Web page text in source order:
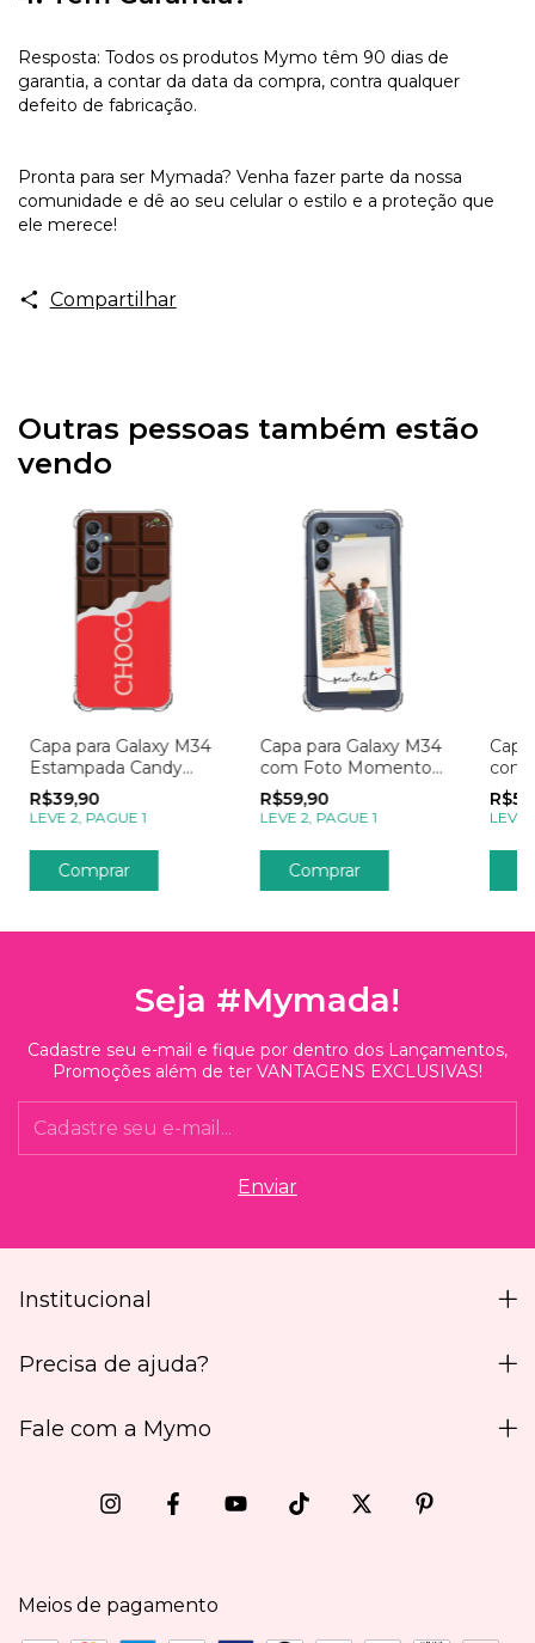
Resposta: Todos os produtos Mymo têm 90 dias de
garantia, a contar da data da compra, contra qualquer
defeito de fabricação.
Pronta para ser Mymada? Venha fazer parte da nossa
comunidade e dê ao seu celular o estilo e a proteção que
ele merece!
Compartilhar
Outras pessoas também estão
vendo
Capa para Galaxy M34
Estampada Candy
Chocolate
R$39,90
LEVE 2, PAGUE 1
Capa para Galaxy M34
com Foto Momentos
Polaroid
R$59,90
LEVE 2, PAGUE 1
com
LEVE
Seja #Mymada!
Cadastre seu e-mail e fique por dentro dos Lançamentos,
Promoções além de ter VANTAGENS EXCLUSIVAS!
Institucional
Precisa de ajuda?
Fale com a Mymo
Meios de pagamento